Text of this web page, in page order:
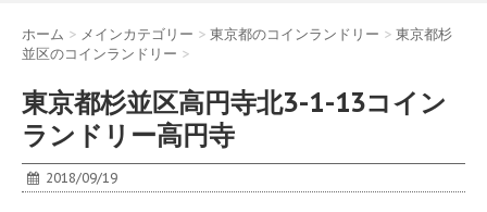
ホーム > メインカテゴリー > 東京都のコインランドリー > 東京都杉
並区のコインランドリー >
東京都杉並区高円寺北3-1-13コイン
ランドリー高円寺
2018/09/19